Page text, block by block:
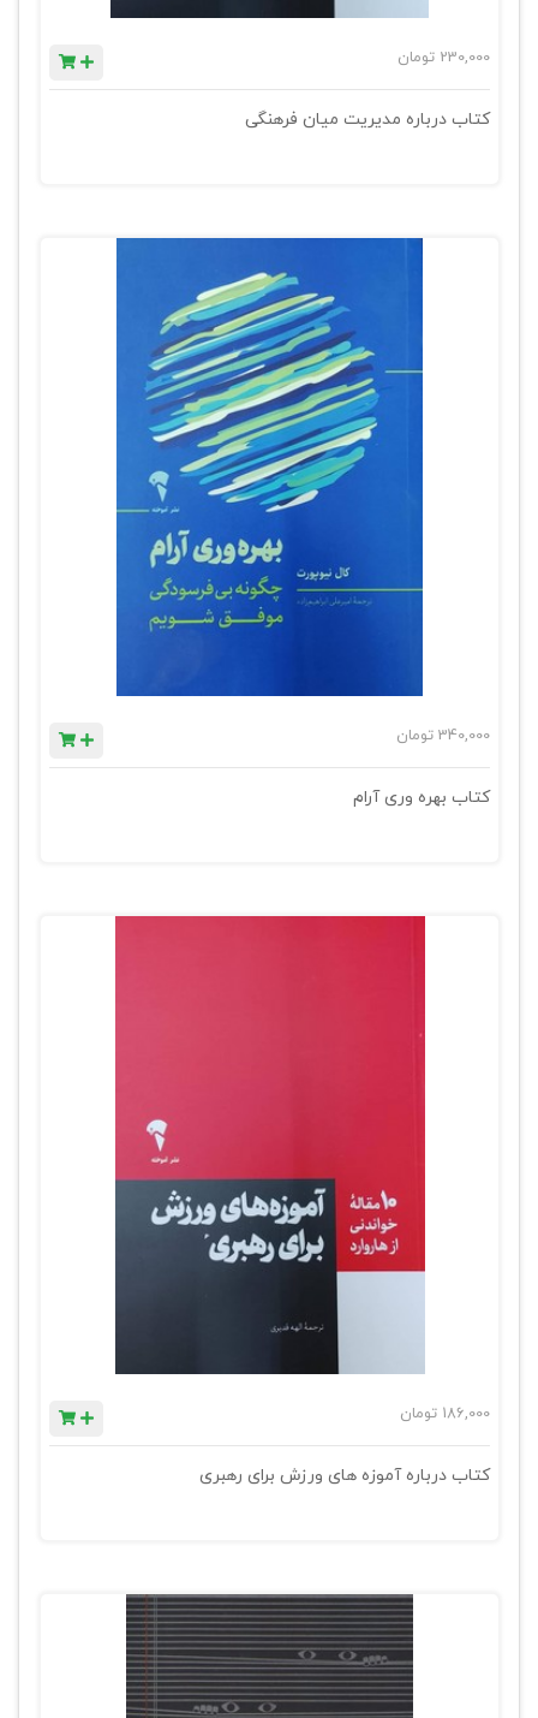
230,000 تومان
کتاب درباره مدیریت میان فرهنگی
340,000 تومان
کتاب بهره وری آرام
186,000 تومان
کتاب درباره آموزه های ورزش برای رهبری